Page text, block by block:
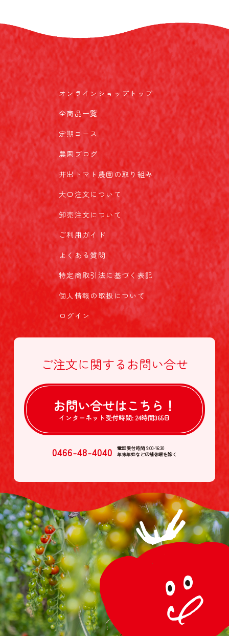
オンラインショップトップ
全商品一覧
定期コース
農園ブログ
井出トマト農園の取り組み
大口注文について
卸売注文について
ご利用ガイド
よくある質問
特定商取引法に基づく表記
個人情報の取扱について
ログイン
ご注文に関する お問い合せ
お問い合せはこちら！
インターネット受付時間: 24時間365日
0466-48-4040
電話受付時間 9:00-16:30
年末年始など店舗休暇を除く